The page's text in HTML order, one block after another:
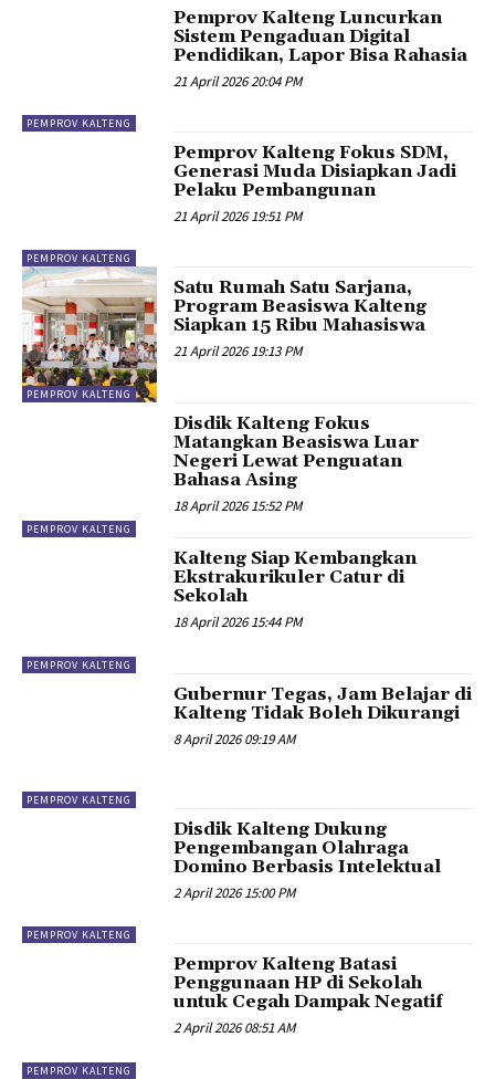
PEMPROV KALTENG
Pemprov Kalteng Luncurkan
Sistem Pengaduan Digital
Pendidikan, Lapor Bisa Rahasia
21 April 2026 20:04 PM
PEMPROV KALTENG
Pemprov Kalteng Fokus SDM,
Generasi Muda Disiapkan Jadi
Pelaku Pembangunan
21 April 2026 19:51 PM
PEMPROV KALTENG
Satu Rumah Satu Sarjana,
Program Beasiswa Kalteng
Siapkan 15 Ribu Mahasiswa
21 April 2026 19:13 PM
PEMPROV KALTENG
Disdik Kalteng Fokus
Matangkan Beasiswa Luar
Negeri Lewat Penguatan
Bahasa Asing
18 April 2026 15:52 PM
PEMPROV KALTENG
Kalteng Siap Kembangkan
Ekstrakurikuler Catur di
Sekolah
18 April 2026 15:44 PM
PEMPROV KALTENG
Gubernur Tegas, Jam Belajar di
Kalteng Tidak Boleh Dikurangi
8 April 2026 09:19 AM
PEMPROV KALTENG
Disdik Kalteng Dukung
Pengembangan Olahraga
Domino Berbasis Intelektual
2 April 2026 15:00 PM
PEMPROV KALTENG
Pemprov Kalteng Batasi
Penggunaan HP di Sekolah
untuk Cegah Dampak Negatif
2 April 2026 08:51 AM